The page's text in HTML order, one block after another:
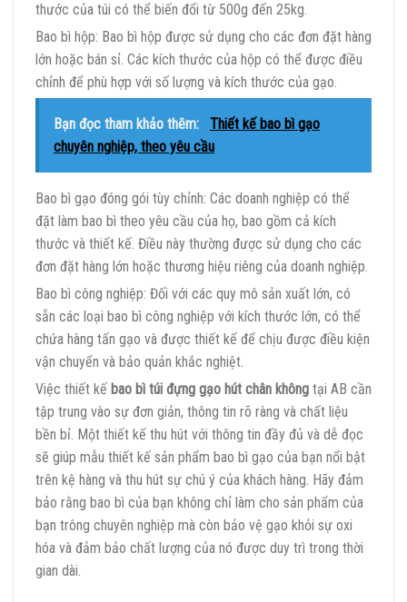
thước của túi có thể biến đổi từ 500g đến 25kg.
Bao bì hộp: Bao bì hộp được sử dụng cho các đơn đặt hàng
lớn hoặc bán sỉ. Các kích thước của hộp có thể được điều
chỉnh để phù hợp với số lượng và kích thước của gạo.
Bạn đọc tham khảo thêm:
Thiết kế bao bì gạo
chuyên nghiệp, theo yêu cầu
Bao bì gạo đóng gói tùy chỉnh: Các doanh nghiệp có thể
đặt làm bao bì theo yêu cầu của họ, bao gồm cả kích
thước và thiết kế. Điều này thường được sử dụng cho các
đơn đặt hàng lớn hoặc thương hiệu riêng của doanh nghiệp.
Bao bì công nghiệp: Đối với các quy mô sản xuất lớn, có
sẵn các loại bao bì công nghiệp với kích thước lớn, có thể
chứa hàng tấn gạo và được thiết kế để chịu được điều kiện
vận chuyển và bảo quản khắc nghiệt.
Việc thiết kế bao bì túi đựng gạo hút chân không tại AB cần
tập trung vào sự đơn giản, thông tin rõ ràng và chất liệu
bền bỉ. Một thiết kế thu hút với thông tin đầy đủ và dễ đọc
sẽ giúp mẫu thiết kế sản phẩm bao bì gạo của bạn nổi bật
trên kệ hàng và thu hút sự chú ý của khách hàng. Hãy đảm
bảo rằng bao bì của bạn không chỉ làm cho sản phẩm của
bạn trông chuyên nghiệp mà còn bảo vệ gạo khỏi sự oxi
hóa và đảm bảo chất lượng của nó được duy trì trong thời
gian dài.